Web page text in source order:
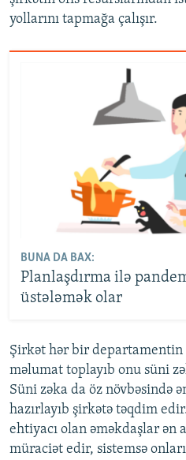
yollarını tapmağa çalışır.
BUNA DA BAX:
Planlaşdırma ilə
üstələmək olar
Şirkət hər bir departamentin
məlumat toplayıb onu süni
Süni zəka da öz növbəsində
hazırlayıb şirkətə təqdim
ehtiyacı olan əməkdaşlar ən
müraciət edir, sistemsə